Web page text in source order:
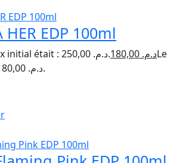
HER EDP 100ml
Le prix initial était : د.م. 250,00. د.م.Le
prix actuel est : د.م. 180,00.